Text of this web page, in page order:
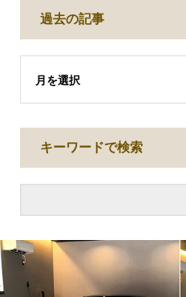
過去の記事
月を選択
キーワードで検索